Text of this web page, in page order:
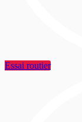
Essai routier